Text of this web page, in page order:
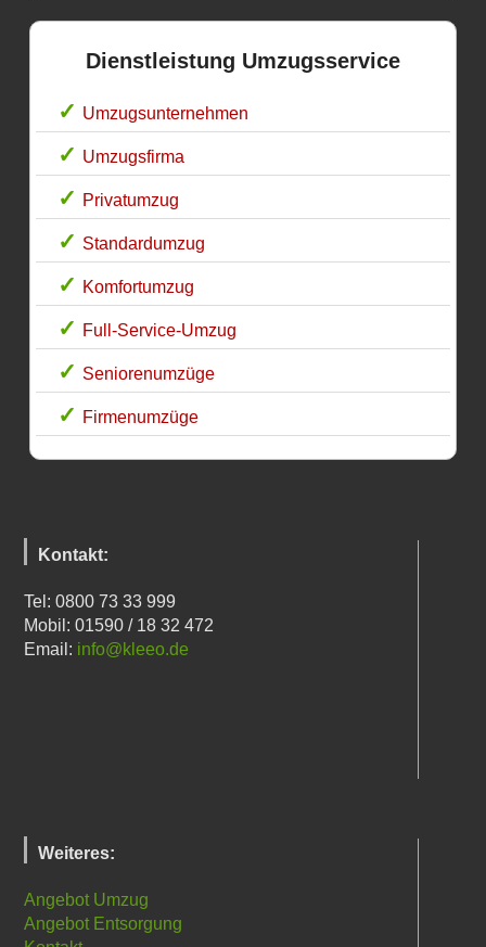
Dienstleistung Umzugsservice
Umzugsunternehmen
Umzugsfirma
Privatumzug
Standardumzug
Komfortumzug
Full-Service-Umzug
Seniorenumzüge
Firmenumzüge
Kontakt:
Tel: 0800 73 33 999
Mobil: 01590 / 18 32 472
Email: info@kleeo.de
Weiteres:
Angebot Umzug
Angebot Entsorgung